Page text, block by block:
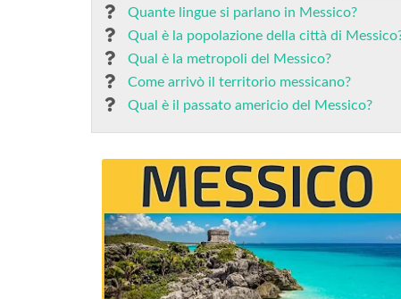
Quante lingue si parlano in Messico?
Qual è la popolazione della città di
Qual è la metropoli del Messico?
Come arrivò il territorio messicano?
Qual è il passato americio del Messico?